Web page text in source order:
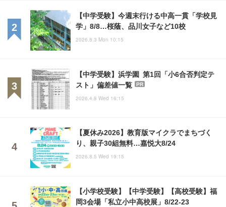
【中学受験】今週末行ける中高一貫「学校見
学」8/8…桜蔭、品川女子など10校
2026.8.3 Mon 10:15
【中学受験】浜学園 第1回「小6合否判定テ
スト」偏差値一覧
PR
2026.4.8 Wed 16:15
【夏休み2026】教育版マイクラでまちづく
り、親子30組無料…嘉悦大8/24
2026.8.5 Wed 19:15
【小学校受験】【中学受験】【高校受験】福
岡3会場「私立小中高校展」8/22-23